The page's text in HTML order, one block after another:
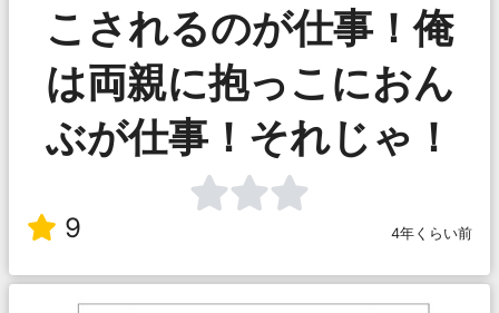
こされるのが仕事！俺
は両親に抱っこにおん
ぶが仕事！それじゃ！
9 4年くらい前